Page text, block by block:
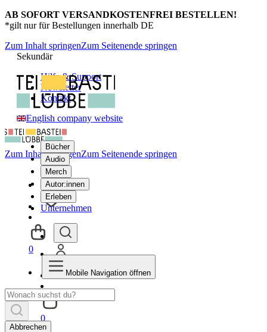
AB SOFORT VERSANDKOSTENFREI BESTELLEN!
*gilt nur für Bestellungen innerhalb DE
Zum Inhalt springenZum Seitenende springen
Sekundär
Hilfe & Support
Newsletter
Kontakt
English company website
Bücher
Audio
Merch
Autor:innen
Erleben
Unternehmen
0
Zum Inhalt springenZum Seitenende springen
0
Mobile Navigation öffnen
Abbrechen